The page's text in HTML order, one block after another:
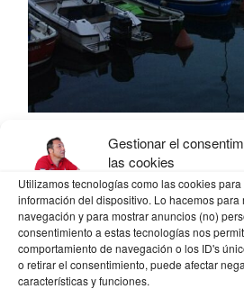
Gestionar el
las cookies
Utilizamos tecnologías como las cookies
información del dispositivo. Lo hacemos
navegación y para mostrar anuncios (no)
consentimiento a estas tecnologías nos
comportamiento de navegación o los ID's
o retirar el consentimiento, puede afectar
características y funciones.